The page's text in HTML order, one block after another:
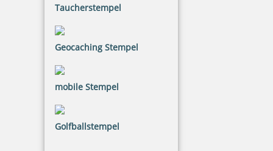
Taucherstempel
Geocaching Stempel
mobile Stempel
Golfballstempel
inkl. 20.00 % Mwst.